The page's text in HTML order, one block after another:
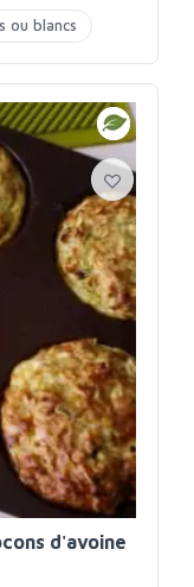
ou blancs
d'avoine